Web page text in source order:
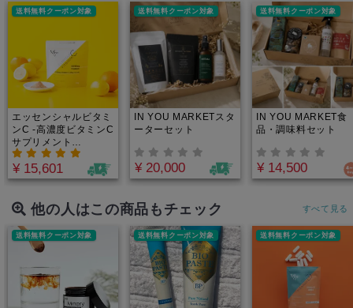
イプロテイン｜ローカ
カオ配合で腸活や健康
る、低糖質で本当に美
味しい大人のショコラ
に。
送料無料クーポン対象
エッセンシャルビタミ
ンC -高濃度ビタミンC
サプリメント
30000mg｜1回
1000mg、完全オーガ
ニック×非加熱のビタ
で摂取できる！by
Minery
¥ 15,601
送料無料クーポン対象
IN YOU MARKETスタ
ーターセット
¥ 20,000
送料無料クーポン対象
IN YOU MARKET食
品・調味料セット
¥ 14,500
他の人はこの商品もチェック すべて見る
送料無料クーポン対象 送料無料クーポン対象 送料無料クーポン対象